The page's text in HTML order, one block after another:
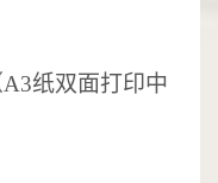
A3纸双面打印中